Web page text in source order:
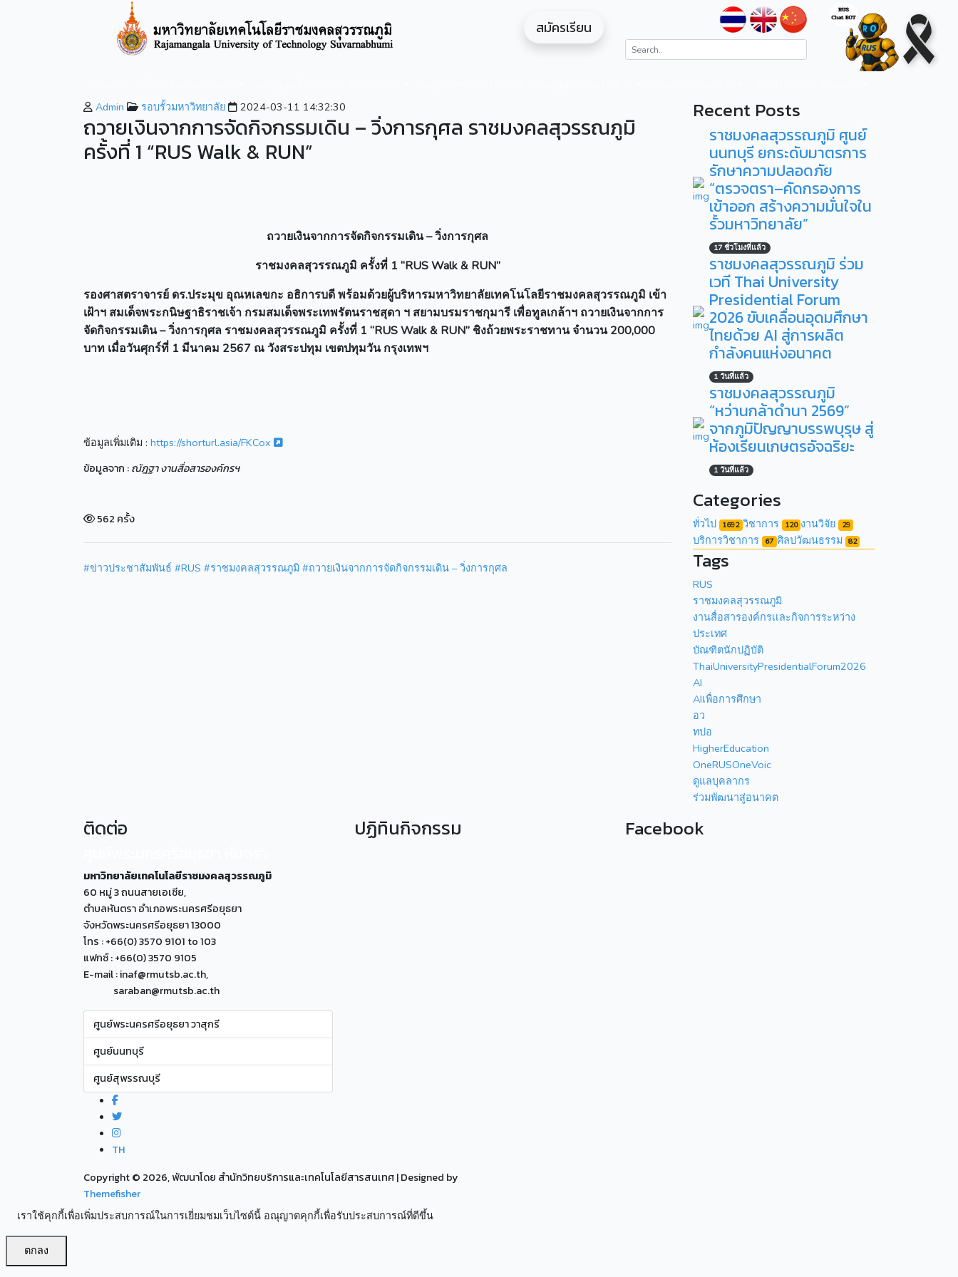
สมัครเรียน
Admin รอบรั้วมหาวิทยาลัย 2024-03-11 14:32:30
ถวายเงินจากการจัดกิจกรรมเดิน – วิ่งการกุศล ราชมงคลสุวรรณภูมิ
ครั้งที่ 1 “RUS Walk & RUN”
ถวายเงินจากการจัดกิจกรรมเดิน – วิ่งการกุศล
ราชมงคลสุวรรณภูมิ ครั้งที่ 1 “RUS Walk & RUN”
รองศาสตราจารย์ ดร.ประมุข อุณหเลขกะ อธิการบดี พร้อมด้วยผู้บริหารมหาวิทยาลัยเทคโนโลยีราชมงคลสุวรรณภูมิ เข้า
เฝ้าฯ สมเด็จพระกนิษฐาธิราชเจ้า กรมสมเด็จพระเทพรัตนราชสุดา ฯ สยามบรมราชกุมารี เพื่อทูลเกล้าฯ ถวายเงินจากการ
จัดกิจกรรมเดิน – วิ่งการกุศล ราชมงคลสุวรรณภูมิ ครั้งที่ 1 “RUS Walk & RUN” ชิงถ้วยพระราชทาน จำนวน 200,000
บาท เมื่อวันศุกร์ที่ 1 มีนาคม 2567 ณ วังสระปทุม เขตปทุมวัน กรุงเทพฯ
ข้อมูลเพิ่มเติม : https://shorturl.asia/FKCox
ข้อมูลจาก :ณัฎฐา งานสื่อสารองค์กรฯ
562 ครั้ง
#ข่าวประชาสัมพันธ์ #RUS #ราชมงคลสุวรรณภูมิ #ถวายเงินจากการจัดกิจกรรมเดิน – วิ่งการกุศล
Recent Posts
ราชมงคลสุวรรณภูมิ ศูนย์
นนทบุรี ยกระดับมาตรการ
รักษาความปลอดภัย
“ตรวจตรา–คัดกรองการ
เข้าออก สร้างความมั่นใจใน
รั้วมหาวิทยาลัย”
17 ชั่วโมงที่แล้ว
ราชมงคลสุวรรณภูมิ ร่วม
เวที Thai University
Presidential Forum
2026 ขับเคลื่อนอุดมศึกษา
ไทยด้วย AI สู่การผลิต
กำลังคนแห่งอนาคต
1 วันที่แล้ว
ราชมงคลสุวรรณภูมิ
“หว่านกล้าดำนา 2569”
จากภูมิปัญญาบรรพบุรุษ สู่
ห้องเรียนเกษตรอัจฉริยะ
1 วันที่แล้ว
Categories
ทั่วไป 1692 วิชาการ 120 งานวิจัย 29
บริการวิชาการ 67 ศิลปวัฒนธรรม 82
Tags
RUS
ราชมงคลสุวรรณภูมิ
งานสื่อสารองค์กรเเละกิจการระหว่าง
ประเทศ
บัณฑิตนักปฏิบัติ
ThaiUniversityPresidentialForum2026
AI
AIเพื่อการศึกษา
อว
ทปอ
HigherEducation
OneRUSOneVoic
ดูแลบุคลากร
ร่วมพัฒนาสู่อนาคต
ติดต่อ
มหาวิทยาลัยเทคโนโลยีราชมงคลสุวรรณภูมิ
60 หมู่ 3 ถนนสายเอเซีย,
ตำบลหันตรา อำเภอพระนครศรีอยุธยา
จังหวัดพระนครศรีอยุธยา 13000
โทร : +66(0) 3570 9101 to 103
แฟกซ์ : +66(0) 3570 9105
E-mail : inaf@rmutsb.ac.th,
saraban@rmutsb.ac.th
ศูนย์พระนครศรีอยุธยา วาสุกรี
ศูนย์นนทบุรี
ศูนย์สุพรรณบุรี
TH
ปฏิทินกิจกรรม Facebook
Copyright © 2026, พัฒนาโดย สำนักวิทยบริการและเทคโนโลยีสารสนเทศ| Designed by
Themefisher
เราใช้คุกกี้เพื่อเพิ่มประสบการณ์ในการเยี่ยมชมเว็บไซต์นี้ อณุญาตคุกกี้เพื่อรับประสบการณ์ที่ดีขึ้น
ตกลง